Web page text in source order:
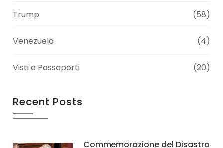
Trump (58)
Venezuela (4)
Visti e Passaporti (20)
Recent Posts
Commemorazione del Disastro